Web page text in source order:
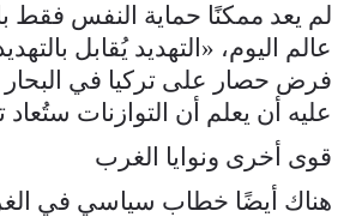
لم يعد ممكنًا حماية النفس فقط
عالم اليوم، «التهديد يُقابل
فرض حصار على تركيا في البحار
عليه أن يعلم أن التوازنات ستُعاد
قوى أخرى ونوايا الغرب
هناك أيضًا خطاب سياسي في